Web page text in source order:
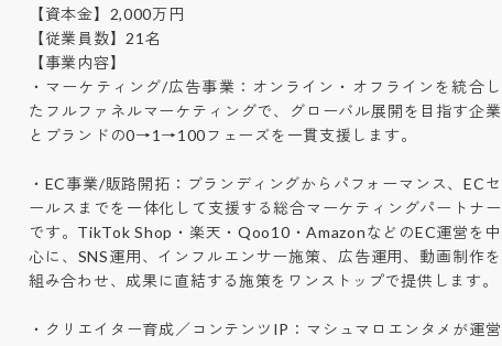
【資本金】2,000万円
【従業員数】21名
【事業内容】
・マーケティング/広告事業：オンライン・オフラインを統合し
たフルファネルマーケティングで、グローバル展開を目指す企業
とブランドの0→1→100フェーズを一貫支援します。
・EC事業/販路開拓：ブランディングからパフォーマンス、ECセ
ールスまでを一体化して支援する総合マーケティングパートナー
です。TikTok Shop・楽天・Qoo10・AmazonなどのEC運営を中
心に、SNS運用、インフルエンサー施策、広告運用、動画制作を
組み合わせ、成果に直結する施策をワンストップで提供します。
・クリエイター育成／コンテンツIP：マシュマロエンタメが運営